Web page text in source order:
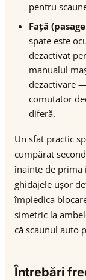
pentru
Față
spate este
dezactivat
manualul
dezactivare
comutator
diferă.
Un sfat practic
cumpărat
înainte de prima
ghidajele ușor
împiedica
simetric la
că scaunul auto
Întrebări